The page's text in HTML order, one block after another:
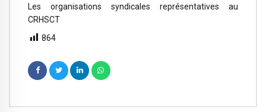
Les organisations syndicales représentatives au
CRHSCT
864